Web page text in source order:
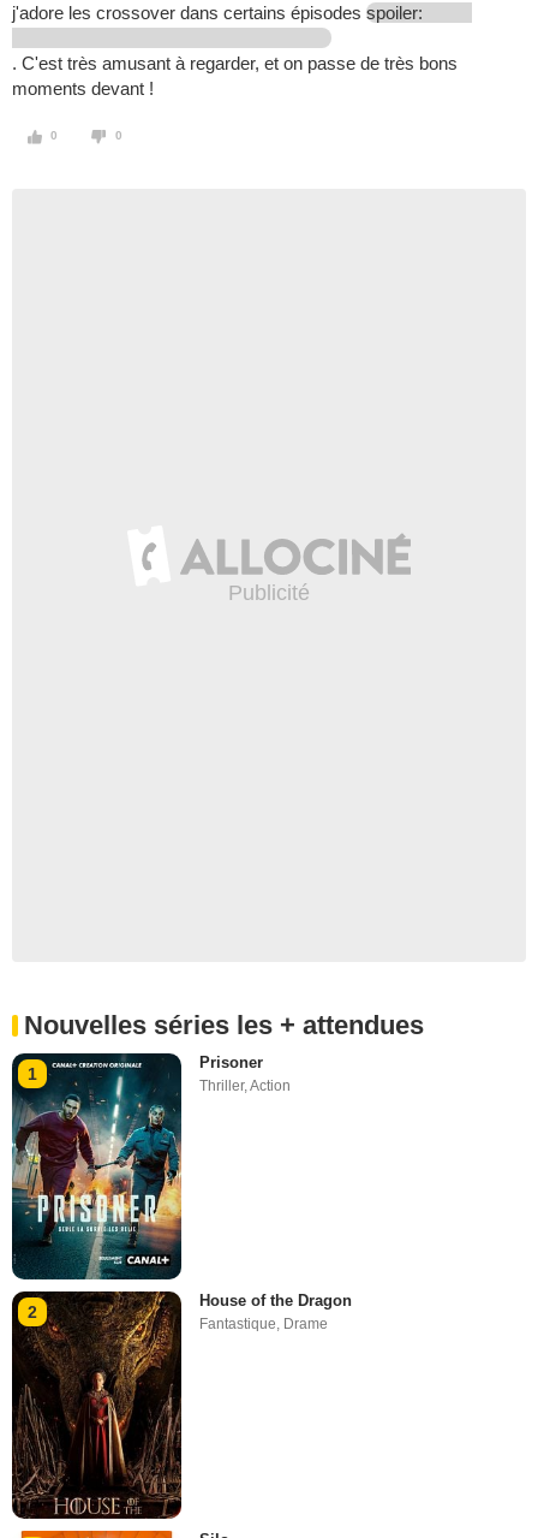
j'adore les crossover dans certains épisodes spoiler:
. C'est très amusant à regarder, et on passe de très bons
moments devant !
0 0
Nouvelles séries les + attendues
1
Prisoner
Thriller,Action
2
House of the Dragon
Fantastique, Drame